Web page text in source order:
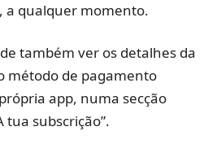
a qualquer momento.
também ver os detalhes da
método de pagamento
app, numa secção
tua subscrição”.